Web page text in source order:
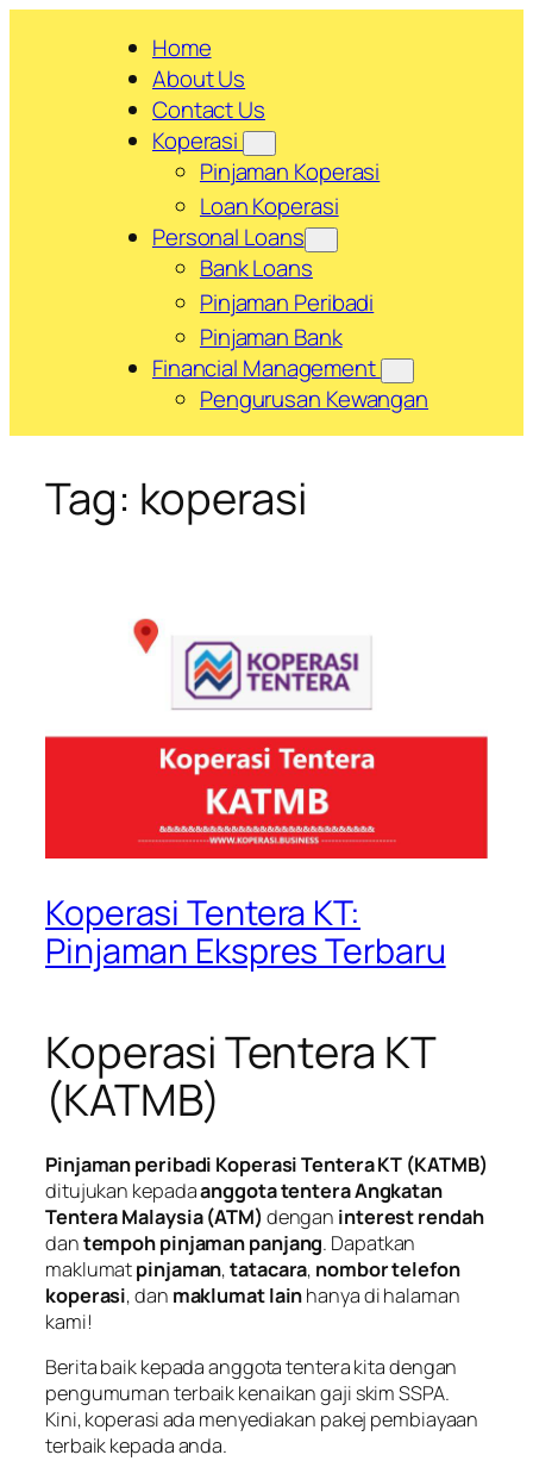
Home
About Us
Contact Us
Koperasi
Pinjaman Koperasi
Loan Koperasi
Personal Loans
Bank Loans
Pinjaman Peribadi
Pinjaman Bank
Financial Management
Pengurusan Kewangan
Tag: koperasi
Koperasi Tentera KT:
Pinjaman Ekspres Terbaru
Koperasi Tentera KT
(KATMB)
Pinjaman peribadi Koperasi Tentera KT (KATMB)
ditujukan kepadaanggota tentera Angkatan
Tentera Malaysia (ATM) dengan interest rendah
dantempoh pinjaman panjang. Dapatkan
maklumatpinjaman,tatacara, nombor telefon
koperasi, dan maklumat lainhanya di halaman
kami!
Berita baik kepada anggota tentera kita dengan
pengumuman terbaik kenaikan gaji skim SSPA.
Kini, koperasi ada menyediakan pakej pembiayaan
terbaik kepada anda.